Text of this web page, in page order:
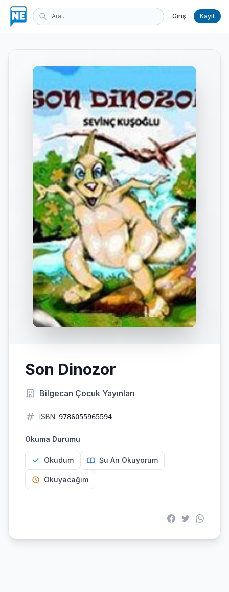
Giriş Kayıt
Son Dinozor
Bilgecan Çocuk Yayınları
ISBN: 9786055965594
Okuma Durumu
Okudum Şu An Okuyorum
Okuyacağım